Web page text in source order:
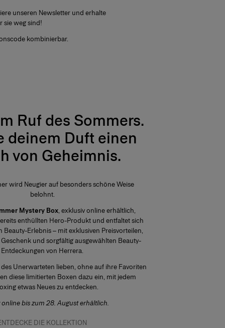
unseren Newsletter und erhalte
sie weg sind!
kombinierbar.
Ruf des Sommers.
deinem Duft einen
von Geheimnis.​
wird Neugier auf besonders schöne Weise
belohnt.
Mystery Box, exklusiv online erhältlich,
enthüllten Hero-Produkt und entfaltet sich
Beauty-Erlebnis – mit exklusiven Preisvorteilen,
und sorgfältig ausgewählten Beauty-
Entdeckungen von Herrera.
Unerwarteten lieben, ohne auf ihre Favoriten
diese limitierten Boxen dazu ein, mit jedem
etwas Neues zu entdecken.
online bis zum 28. August erhältlich.
DIE KOLLEKTION